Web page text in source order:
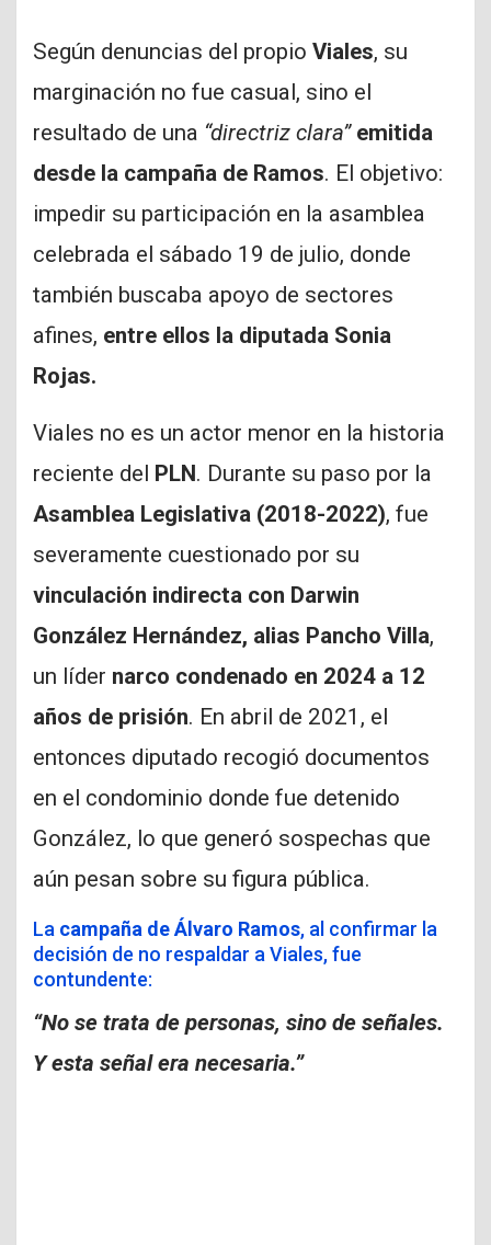
Según denuncias del propio Viales, su
marginación no fue casual, sino el
resultado de una “directriz clara”emitida
desde la campaña de Ramos. El objetivo:
impedir su participación en la asamblea
celebrada el sábado 19 de julio, donde
también buscaba apoyo de sectores
afines, entre ellos la diputada Sonia
Rojas.
Viales no es un actor menor en la historia
reciente del PLN. Durante su paso por la
Asamblea Legislativa (2018-2022), fue
severamente cuestionado por su
vinculación indirecta con Darwin
González Hernández, alias Pancho Villa,
un líder narco condenado en 2024 a 12
años de prisión. En abril de 2021, el
entonces diputado recogió documentos
en el condominio donde fue detenido
González, lo que generó sospechas que
aún pesan sobre su figura pública.
La campaña de Álvaro Ramos, al confirmar la
decisión de no respaldar a Viales, fue
contundente:
“No se trata de personas, sino de señales.
Y esta señal era necesaria.”